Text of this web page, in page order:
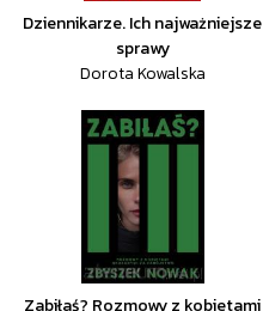
Dziennikarze. Ich najważniejsze
sprawy
Dorota Kowalska
Zabiłaś? Rozmowy z kobietami